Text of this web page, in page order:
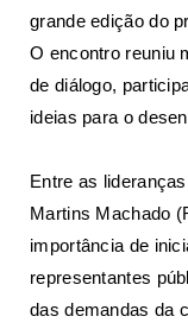
grande edição do
O encontro reuniu
de diálogo,
ideias para o
Entre as
Martins Machado
importância de
representantes
das demandas da